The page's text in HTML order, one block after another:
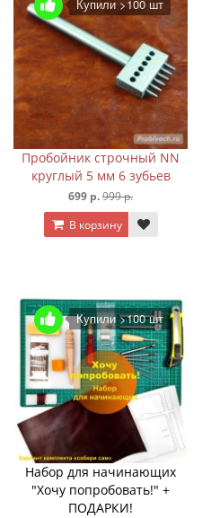
Купили >100 шт
Пробойник строчный NN
круглый 5 мм 6 зубьев
699 р.999 р.
В корзину
Купили >100 шт
Набор для начинающих
"Хочу попробовать!" +
ПОДАРКИ!